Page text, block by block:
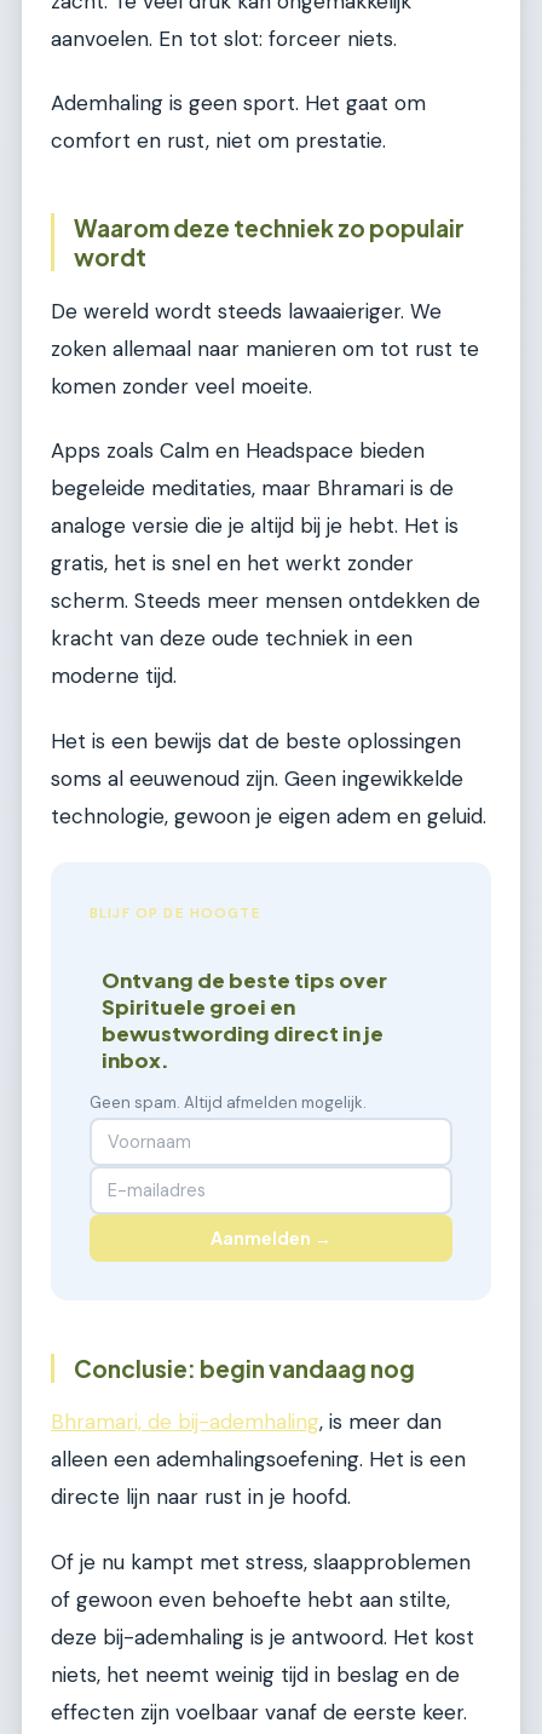
aanvoelen. En tot slot: forceer niets.
Ademhaling is geen sport. Het gaat om
comfort en rust, niet om prestatie.
Waarom deze techniek zo populair
wordt
De wereld wordt steeds lawaaieriger. We
zoken allemaal naar manieren om tot rust te
komen zonder veel moeite.
Apps zoals Calm en Headspace bieden
begeleide meditaties, maar Bhramari is de
analoge versie die je altijd bij je hebt. Het is
gratis, het is snel en het werkt zonder
scherm. Steeds meer mensen ontdekken de
kracht van deze oude techniek in een
moderne tijd.
Het is een bewijs dat de beste oplossingen
soms al eeuwenoud zijn. Geen ingewikkelde
technologie, gewoon je eigen adem en geluid.
BLIJF OP DE HOOGTE
Ontvang de beste tips over
Spirituele groei en
bewustwording direct in je
inbox.
Geen spam. Altijd afmelden mogelijk.
Aanmelden →
Conclusie: begin vandaag nog
Bhramari, de bij-ademhaling, is meer dan
alleen een ademhalingsoefening. Het is een
directe lijn naar rust in je hoofd.
Of je nu kampt met stress, slaapproblemen
of gewoon even behoefte hebt aan stilte,
deze bij-ademhaling is je antwoord. Het kost
niets, het neemt weinig tijd in beslag en de
effecten zijn voelbaar vanaf de eerste keer.